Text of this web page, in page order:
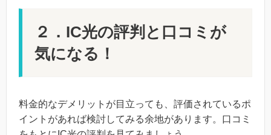
２．IC光の評判と口コミが
気になる！
料金的なデメリットが目立っても、評価されているポ
イントがあれば検討してみる余地があります。口コミ